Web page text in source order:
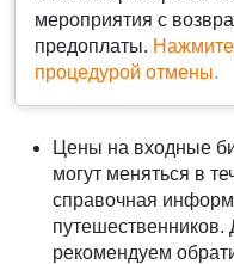
мероприятия с
предоплаты.
процедурой отмены.
Цены на входные
могут меняться в
справочная
путешественников.
рекомендуем